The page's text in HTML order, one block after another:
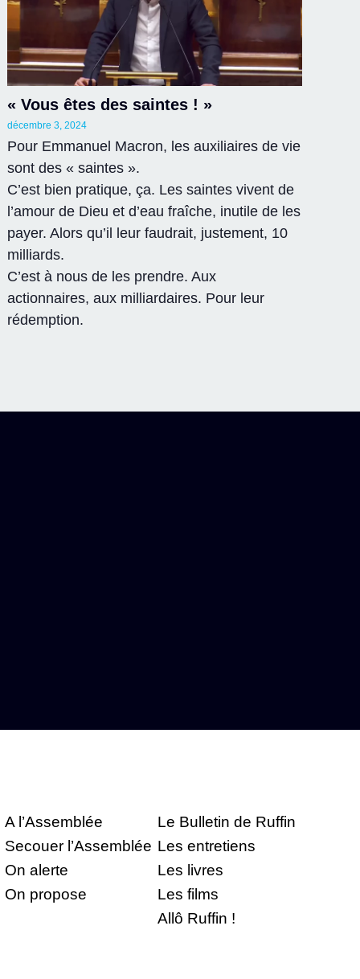
« Vous êtes des saintes ! »
décembre 3, 2024
Pour Emmanuel Macron, les auxiliaires de vie
sont des « saintes ».
C’est bien pratique, ça. Les saintes vivent de
l’amour de Dieu et d’eau fraîche, inutile de les
payer. Alors qu’il leur faudrait, justement, 10
milliards.
C’est à nous de les prendre. Aux
actionnaires, aux milliardaires. Pour leur
rédemption.
A l’Assemblée
Secouer l’Assemblée
On alerte
On propose
Le Bulletin de Ruffin
Les entretiens
Les livres
Les films
Allô Ruffin !